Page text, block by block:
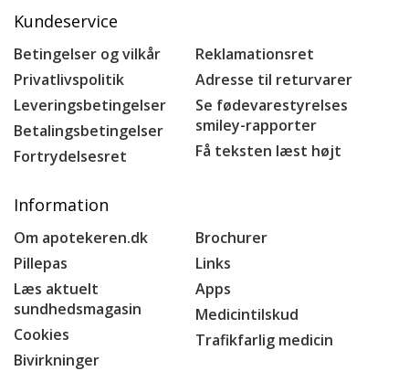
Kundeservice
Betingelser og vilkår
Privatlivspolitik
Leveringsbetingelser
Betalingsbetingelser
Fortrydelsesret
Reklamationsret
Adresse til returvarer
Se fødevarestyrelses
smiley-rapporter
Få teksten læst højt
Information
Om apotekeren.dk
Pillepas
Læs aktuelt
sundhedsmagasin
Cookies
Bivirkninger
Brochurer
Links
Apps
Medicintilskud
Trafikfarlig medicin